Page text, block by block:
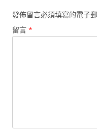
發佈留言必須填寫的電子
留言 *